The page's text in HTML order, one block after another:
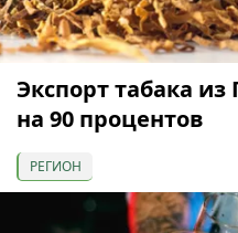
Экспорт табака из
на 90 процентов
РЕГИОН